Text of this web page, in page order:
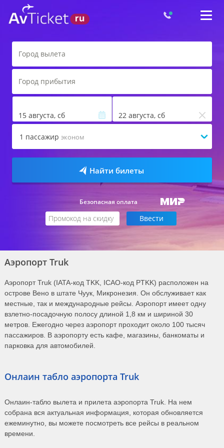
15 августа, сб 22 августа, сб
1 пассажир эконом
Найти билеты
Безопасная оплата
Аэропорт Truk
Аэропорт Truk (IATA-код TKK, ICAO-код PTKK) расположен на
острове Вено в штате Чуук, Микронезия. Он обслуживает как
местные, так и международные рейсы. Аэропорт имеет одну
взлетно-посадочную полосу длиной 1,8 км и шириной 30
метров. Ежегодно через аэропорт проходит около 100 тысяч
пассажиров. В аэропорту есть кафе, магазины, банкоматы и
парковка для автомобилей.
Онлаин табло аэропорта Truk
Онлаин-табло вылета и прилета аэропорта Truk. На нем
собрана вся актуальная информация, которая обновляется
ежеминутно, вы можете посмотреть все рейсы в реальном
времени.